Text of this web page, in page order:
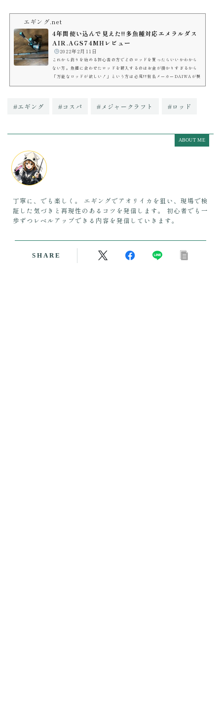
エギング.net
4年間使い込んで見えた!!多魚種対応エメラルダス
AIR.AGS74MHレビュー
2022年2月11日
これから釣りを始める初心者の方でどのロッドを買ったらいいかわから
ない方。魚種に合わせたロッドを購入するのはお金が掛かりすぎるから
「万能なロッドが欲しい！」という方は必見!!有名メーカーDAIWAが製
ギング歴、約１０年の私が，１番おすすめするロッドであり，アオリイ
#エギング #コスパ #メジャークラフト #ロッド
ABOUT ME
丁寧に、でも楽しく。 エギングでアオリイカを狙い、現場で検
証した気づきと再現性のあるコツを発信します。 初心者でも一
歩ずつレベルアップできる内容を発信していきます。
SHARE